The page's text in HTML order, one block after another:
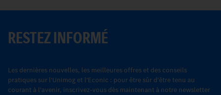
RESTEZ INFORMÉ
Les dernières nouvelles, les meilleures offres et des conseils
pratiques sur l'Unimog et l'Econic : pour être sûr d'être tenu au
courant à l'avenir, inscrivez-vous dès maintenant à notre newsletter